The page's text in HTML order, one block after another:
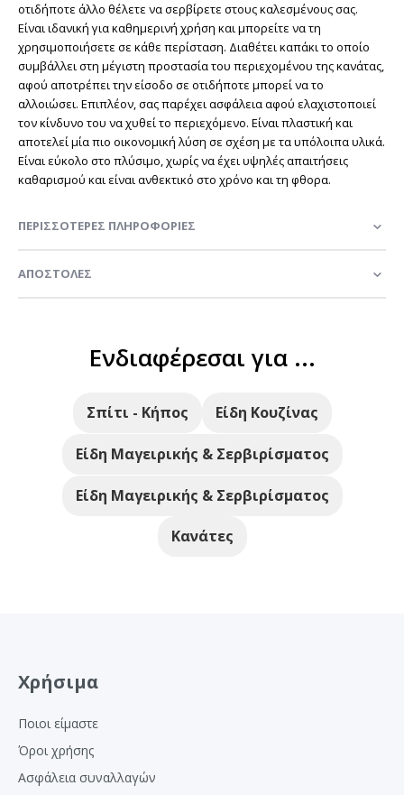
οτιδήποτε άλλο θέλετε να σερβίρετε στους καλεσμένους σας.
Είναι ιδανική για καθημερινή χρήση και μπορείτε να τη
χρησιμοποιήσετε σε κάθε περίσταση. Διαθέτει καπάκι το οποίο
συμβάλλει στη μέγιστη προστασία του περιεχομένου της κανάτας,
αφού αποτρέπει την είσοδο σε οτιδήποτε μπορεί να το
αλλοιώσει. Επιπλέον, σας παρέχει ασφάλεια αφού ελαχιστοποιεί
τον κίνδυνο του να χυθεί το περιεχόμενο. Είναι πλαστική και
αποτελεί μία πιο οικονομική λύση σε σχέση με τα υπόλοιπα υλικά.
Είναι εύκολο στο πλύσιμο, χωρίς να έχει υψηλές απαιτήσεις
καθαρισμού και είναι ανθεκτικό στο χρόνο και τη φθορα.
ΠΕΡΙΣΣΌΤΕΡΕΣ ΠΛΗΡΟΦΟΡΊΕΣ
ΑΠΟΣΤΟΛΈΣ
Ενδιαφέρεσαι για ...
Σπίτι - Κήπος Είδη Κουζίνας
Είδη Μαγειρικής & Σερβιρίσματος
Είδη Μαγειρικής & Σερβιρίσματος
Κανάτες
Χρήσιμα
Ποιοι είμαστε
Όροι χρήσης
Ασφάλεια συναλλαγών